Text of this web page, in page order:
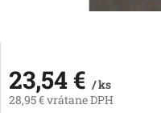
23,54 € / ks
28,95 € vrátane DPH